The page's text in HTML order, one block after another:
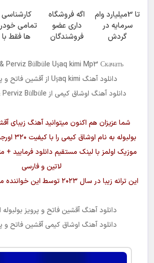
بفروش*فقط
خریدار واقعی*
پاسخ به یک
تماس
24ماه
ماندگاری
جوان شو
تا 3میلیارد وام
سرمایه در
گردش
فروشگاهت رو
ثبت کن
اگه فروشگاه
داری عضو
فروشندگان
3 میلیارد وام
بگیر
کارشناسی
تمامی
ها فقط با
تومان
Perviz Bülbüle Uşaq kimi Mp3 Скачать
دانلود آهنگ Uşaq kimi ازآقشین فاتح و
دانلود آهنگ اوشاق کیمی از Aqşin Fateh & Perviz Bülbüle
شما عزیزان هم اکنون میتوانید آهنگ زیبای
بولبوله به نام اوشاق کیمی
را با
موزیک اولمز با لینک مستقیم دانلود فرمایید
لاتین و فارسی
این ترانه زیبا در سال ۲۰۲۳ توسط این خواننده محبوب خوانده شده
دانلود آهنگ آقشین فاتح و پرویز
دانلود آهنگ اوشاق کیمیآقشین فاتح و